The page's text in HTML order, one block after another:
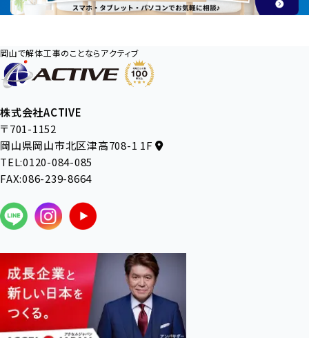
岡山で解体工事のことならアクティブ
株式会社ACTIVE
〒701-1152
岡山県岡山市北区津高708-1 1F
TEL:0120-084-085
FAX:086-239-8664